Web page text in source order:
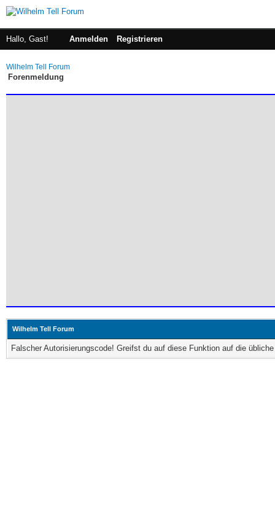
Hallo, Gast! Anmelden Registrieren
Wilhelm Tell Forum
Forenmeldung
Wilhelm Tell Forum
Falscher Autorisierungscode! Greifst du auf diese Funktion auf die